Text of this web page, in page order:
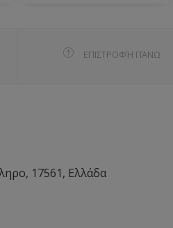
ΕΠΙΣΤΡΟΦΉ ΠΆΝΩ
17561, Ελλάδα